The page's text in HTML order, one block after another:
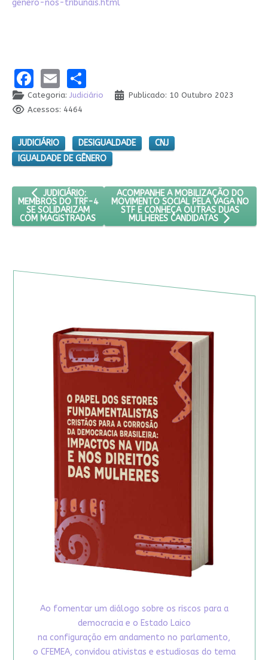
genero-nos-tribunais.html
Facebook
EmailShare
Categoria: Judiciário
Publicado: 10 Outubro 2023
Acessos: 4464
JUDICIÁRIO DESIGUALDADE
CNJ
IGUALDADE DE GÊNERO
ARTIGO ANTERIOR: JUDICIÁRIO: MEMBROS DO TRF-4 SE
JUDICIÁRIO:
MEMBROS DO TRF-4
SE SOLIDARIZAM
COM MAGISTRADAS
PRÓXIMO ARTIGO: ACOMPANHE A
ACOMPANHE A MOBILIZAÇÃO DO
MOVIMENTO SOCIAL PELA VAGA NO
STF E CONHEÇA OUTRAS DUAS
MULHERES CANDIDATAS
Ao fomentar um diálogo sobre os riscos para a
democracia e o Estado Laico
na configuração em andamento no parlamento,
o CFEMEA, convidou ativistas e estudiosas do tema